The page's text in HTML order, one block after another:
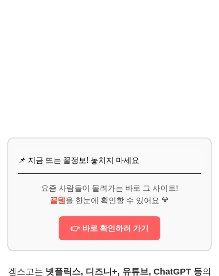
📌 지금 뜨는 꿀정보! 놓치지 마세요
요즘 사람들이 몰려가는 바로 그 사이트!
꿀템 을 한눈에 확인할 수 있어요 🍭
👉 바로 확인하러 가기
겜스고는 넷플릭스, 디즈니+, 유튜브, ChatGPT 등의